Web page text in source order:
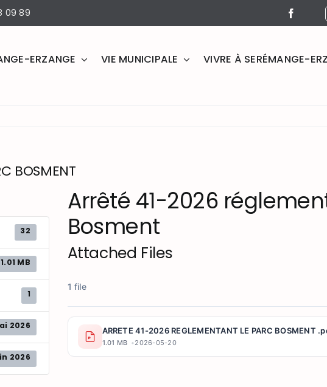
09 89
ERZANGE VIE MUNICIPALE VIVRE À SERÉMANGE-
BOSMENT
32
1.01 MB
1
2026
2026
Arrêté 41-2026
Bosment
Attached Files
1 file
ARRETE 41-2026 REGLEMENTANT LE PARC BOSMENT
1.01 MB 2026-05-20